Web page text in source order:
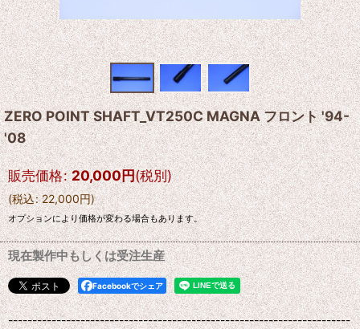
ZERO POINT SHAFT_VT250C MAGNA フロント '94-
'08
販売価格: 20,000円(税別)
(税込: 22,000円)
オプションにより価格が変わる場合もあります。
現在製作中もしくは受注生産
Facebookでシェア
-----------------------------------------------------------------------